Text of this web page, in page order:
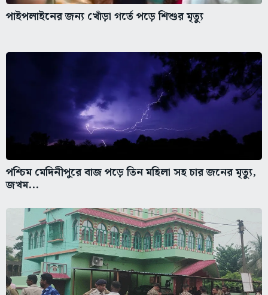
পাইপলাইনের জন্য খোঁড়া গর্তে পড়ে শিশুর মৃত্যু
পশ্চিম মেদিনীপুরে বাজ পড়ে তিন মহিলা সহ চার জনের মৃত্যু,
জখম...